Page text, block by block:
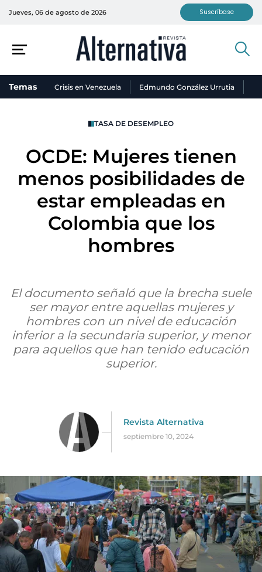
Jueves, 06 de agosto de 2026 Suscríbase
Temas Crisis en Venezuela Edmundo González Urrutia
TASA DE DESEMPLEO
OCDE: Mujeres tienen
menos posibilidades de
estar empleadas en
Colombia que los
hombres
El documento señaló que la brecha suele
ser mayor entre aquellas mujeres y
hombres con un nivel de educación
inferior a la secundaria superior, y menor
para aquellos que han tenido educación
superior.
Revista Alternativa
septiembre 10, 2024